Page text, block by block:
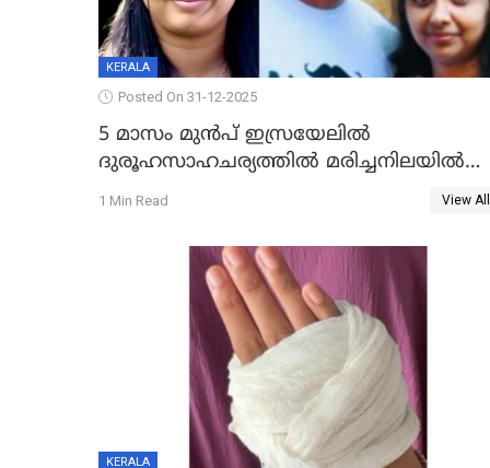
KERALA
Posted On 31-12-2025
5 മാസം മുൻപ് ഇസ്രയേലിൽ
ദുരൂഹസാഹചര്യത്തിൽ മരിച്ചനിലയിൽ
കണ്ടെത്തിയ മലയാളി യുവാവിന്റെ
1 Min Read View All
KERALA